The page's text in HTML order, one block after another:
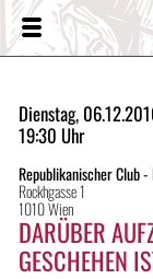
Menü
Dienstag,
19:30 Uhr
Republikanischer Club
Rockhgasse 1
1010 Wien
DARÜBER
GESCHEHEN